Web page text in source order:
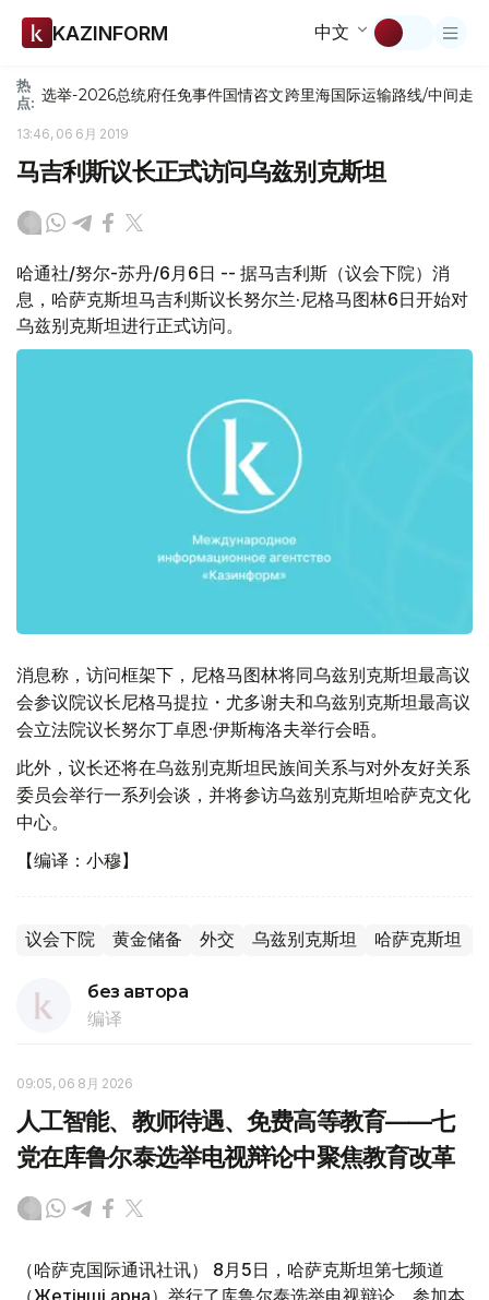
KAZINFORM 中文
热
点: 选举-2026总统府任免事件国情咨文跨里海国际运输路线/中间走廊
13:46, 06 6月 2019
马吉利斯议长正式访问乌兹别克斯坦
哈通社/努尔-苏丹/6月6日 -- 据马吉利斯（议会下院）消
息，哈萨克斯坦马吉利斯议长努尔兰·尼格马图林6日开始对
乌兹别克斯坦进行正式访问。
消息称，访问框架下，尼格马图林将同乌兹别克斯坦最高议
会参议院议长尼格马提拉・尤多谢夫和乌兹别克斯坦最高议
会立法院议长努尔丁卓恩·伊斯梅洛夫举行会晤。
此外，议长还将在乌兹别克斯坦民族间关系与对外友好关系
委员会举行一系列会谈，并将参访乌兹别克斯坦哈萨克文化
中心。
【编译：小穆】
议会下院 黄金储备 外交 乌兹别克斯坦 哈萨克斯坦
без автора
编译
09:05, 06 8月 2026
人工智能、教师待遇、免费高等教育——七
党在库鲁尔泰选举电视辩论中聚焦教育改革
（哈萨克国际通讯社讯） 8月5日，哈萨克斯坦第七频道